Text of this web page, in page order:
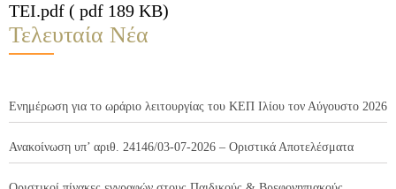
ΤΕΙ.pdf ( pdf 189 KB)
Τελευταία Νέα
Ενημέρωση για το ωράριο λειτουργίας του ΚΕΠ Ιλίου τον Αύγουστο 2026
Ανακοίνωση υπ’ αριθ. 24146/03-07-2026 – Οριστικά Αποτελέσματα